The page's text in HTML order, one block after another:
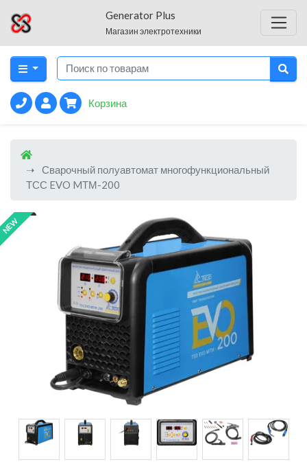
Generator Plus
Магазин электротехники
Корзина
Сварочный полуавтомат многофункциональный
ТСС EVO MТМ-200
NEW